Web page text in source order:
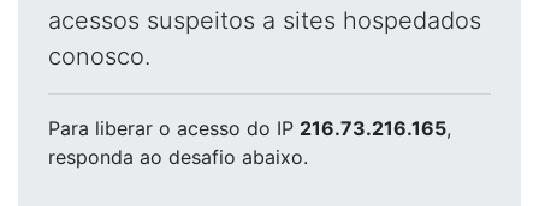
acessos suspeitos a sites hospedados
conosco.
Para liberar o acesso do IP 216.73.216.165,
responda ao desafio abaixo.